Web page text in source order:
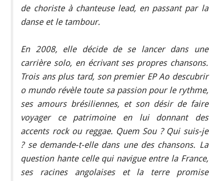
de choriste à chanteuse lead, en passant par la
danse et le tambour.
En 2008, elle décide de se lancer dans une
carrière solo, en écrivant ses propres chansons.
Trois ans plus tard, son premier EP Ao descubrir
o mundo révèle toute sa passion pour le rythme,
ses amours brésiliennes, et son désir de faire
voyager ce patrimoine en lui donnant des
accents rock ou reggae. Quem Sou ? Qui suis-je
? se demande-t-elle dans une des chansons. La
question hante celle qui navigue entre la France,
ses racines angolaises et la terre promise